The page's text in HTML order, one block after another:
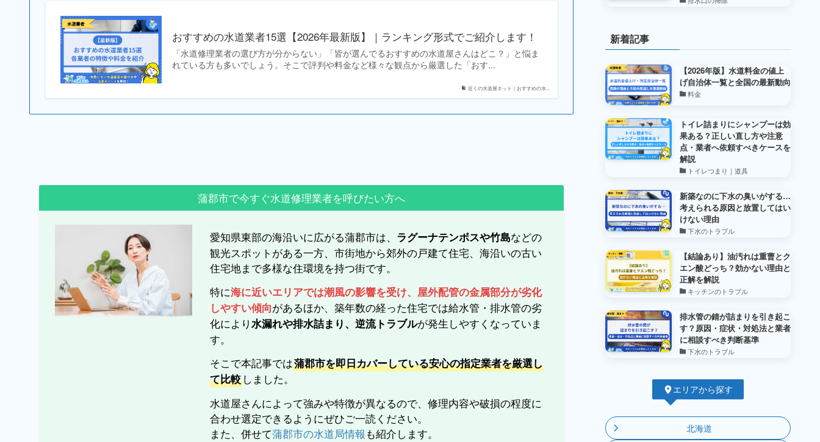
近くの水道屋ネット｜おすすめの水...
おすすめの水道業者15選【2026年最新版】｜ランキング形式でご紹介します！
「水道修理業者の選び方が分からない」「皆が選んでるおすすめの水道屋さんはどこ？」と悩ま
れている方も多いでしょう。そこで評判や料金など様々な観点から厳選した「おす...
蒲郡市で今すぐ水道修理業者を呼びたい方へ
愛知県東部の海沿いに広がる蒲郡市は、 ラグーナテンボスや竹島などの
観光スポットがある一方、市街地から郊外の戸建て住宅、海沿いの古い
住宅地まで多様な住環境を持つ街です。
特に海に近いエリアでは潮風の影響を受け、屋外配管の金属部分が劣化
しやすい傾向があるほか、築年数の経った住宅では給水管・排水管の劣
化により水漏れや排水詰まり、逆流トラブルが発生しやすくなっていま
す。
そこで本記事では蒲郡市を即日カバーしている安心の指定業者を厳選し
て比較しました。
水道屋さんによって強みや特徴が異なるので、修理内容や破損の程度に
合わせ選定できるようにぜひご一読ください。
また、併せて蒲郡市の水道局情報 も紹介します。
新着記事
【2026年版】水道料金の値上
げ自治体一覧と全国の最新動向
料金
トイレ詰まりにシャンプーは効
果ある？正しい直し方や注意
点・業者へ依頼すべきケースを
解説
トイレつまり｜道具
新築なのに下水の臭いがする…
考えられる原因と放置してはい
けない理由
下水のトラブル
【結論あり】油汚れは重曹とク
エン酸どっち？効かない理由と
正解を解説
キッチンのトラブル
排水管の錆が詰まりを引き起こ
す？原因・症状・対処法と業者
に相談すべき判断基準
下水のトラブル
エリアから探す
北海道